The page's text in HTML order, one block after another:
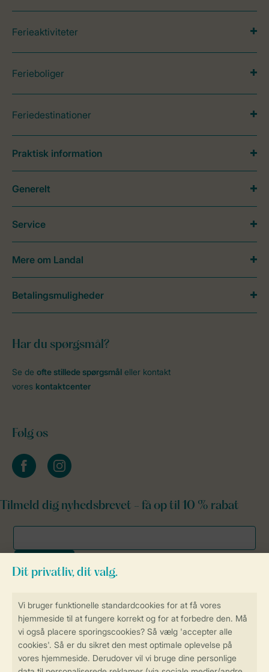
Sikker og hurtig online booking
Sikker datahåndtering
Ferieaktiviteter
Ferieboliger
Feriedestinationer
Har du spørgsmål?
Se de ofte stillede spørgsmål eller kontakt
vores kontaktcenter
Følg os
facebookinstagram
Tilmeld dig nyhedsbrevet - få op til 10 % rabat
Praktisk information
Generelt
Service
Mere om Landal
Betalingsmuligheder